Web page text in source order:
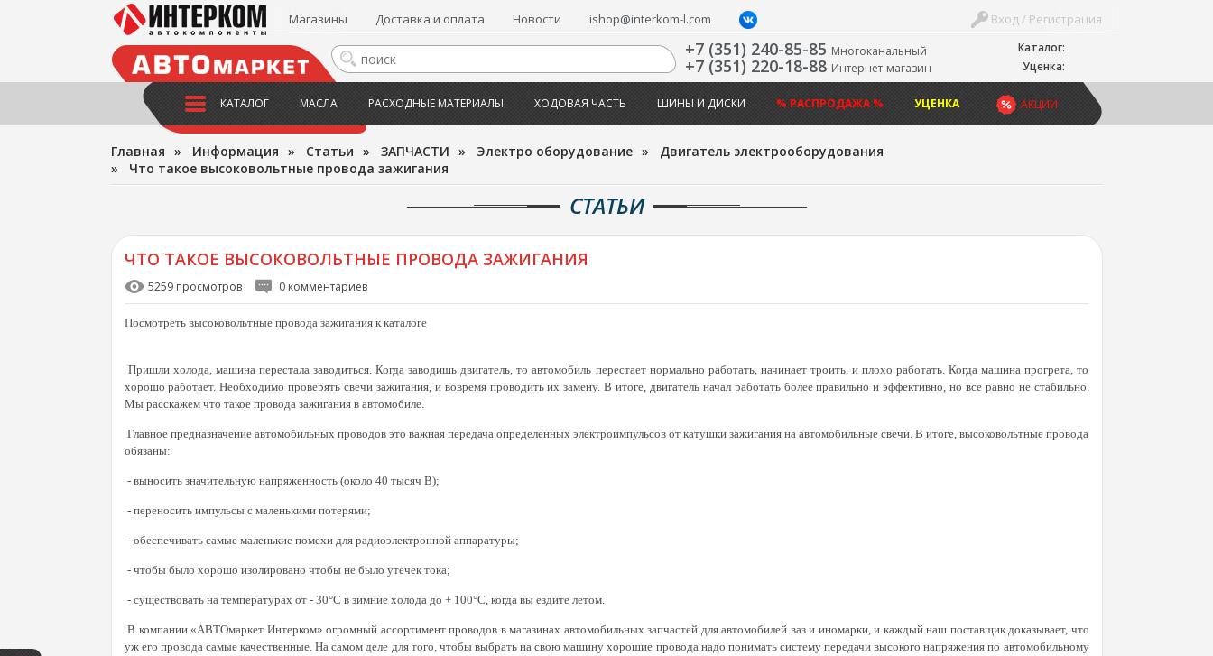
Каталог:
Уценка:
Вход / Регистрация
Магазины Доставка и оплата Новости ishop@interkom-l.com
+7 (351) 240-85-85 Многоканальный
+7 (351) 220-18-88 Интернет-магазин
АКЦИИ
КАТАЛОГ МАСЛА РАСХОДНЫЕ МАТЕРИАЛЫ ХОДОВАЯ ЧАСТЬ ШИНЫ И ДИСКИ % РАСПРОДАЖА % УЦЕНКА
Главная » Информация » Статьи » ЗАПЧАСТИ » Электро оборудование » Двигатель электрооборудования
» Что такое высоковольтные провода зажигания
СТАТЬИ
ЧТО ТАКОЕ ВЫСОКОВОЛЬТНЫЕ ПРОВОДА ЗАЖИГАНИЯ
5259 просмотров 0 комментариев
Посмотреть высоковольтные провода зажигания к каталоге
Пришли холода, машина перестала заводиться. Когда заводишь двигатель, то автомобиль перестает нормально работать, начинает троить, и плохо работать. Когда машина прогрета, то
хорошо работает. Необходимо проверять свечи зажигания, и вовремя проводить их замену. В итоге, двигатель начал работать более правильно и эффективно, но все равно не стабильно.
Мы расскажем что такое провода зажигания в автомобиле.
Главное предназначение автомобильных проводов это важная передача определенных электроимпульсов от катушки зажигания на автомобильные свечи. В итоге, высоковольтные провода
обязаны:
- выносить значительную напряженность (около 40 тысяч В);
- переносить импульсы с маленькими потерями;
- обеспечивать самые маленькие помехи для радиоэлектронной аппаратуры;
- чтобы было хорошо изолировано чтобы не было утечек тока;
- существовать на температурах от - 30°С в зимние холода до + 100°С, когда вы ездите летом.
В компании «АВТОмаркет Интерком» огромный ассортимент проводов в магазинах автомобильных запчастей для автомобилей ваз и иномарки, и каждый наш поставщик доказывает, что
уж его провода самые качественные. На самом деле для того, чтобы выбрать на свою машину хорошие провода надо понимать систему передачи высокого напряжения по автомобильному